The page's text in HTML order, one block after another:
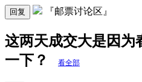
回复 『邮票讨论区』
这两天成交大是因为
一下？
看全部